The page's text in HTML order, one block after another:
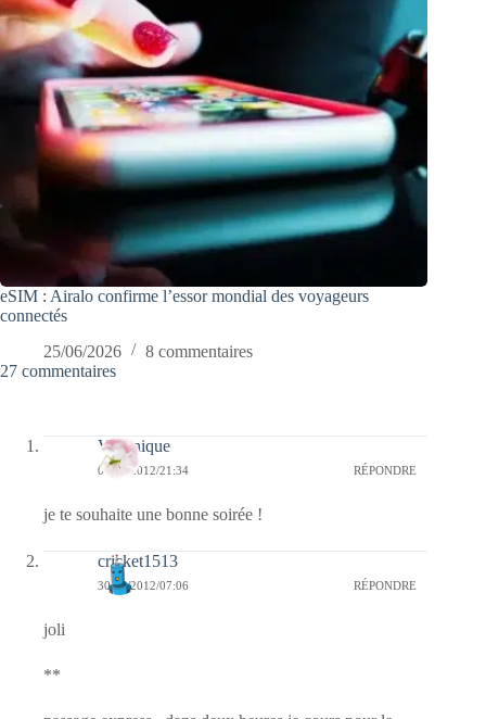
eSIM : Airalo confirme l’essor mondial des voyageurs
connectés
25/06/2026
8 commentaires
27 commentaires
Véronique
01/07/2012/21:34 RÉPONDRE
je te souhaite une bonne soirée !
cricket1513
30/06/2012/07:06 RÉPONDRE
joli
**